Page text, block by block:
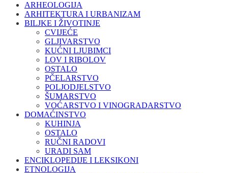
ARHEOLOGIJA
ARHITEKTURA I URBANIZAM
BILJKE I ŽIVOTINJE
CVIJEĆE
GLJIVARSTVO
KUĆNI LJUBIMCI
LOV I RIBOLOV
OSTALO
PČELARSTVO
POLJODJELSTVO
ŠUMARSTVO
VOĆARSTVO I VINOGRADARSTVO
DOMAĆINSTVO
KUHINJA
OSTALO
RUČNI RADOVI
URADI SAM
ENCIKLOPEDIJE I LEKSIKONI
ETNOLOGIJA